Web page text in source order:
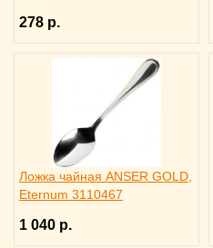
278 р.
Ложка чайная ANSER GOLD,
Eternum 3110467
1 040 р.